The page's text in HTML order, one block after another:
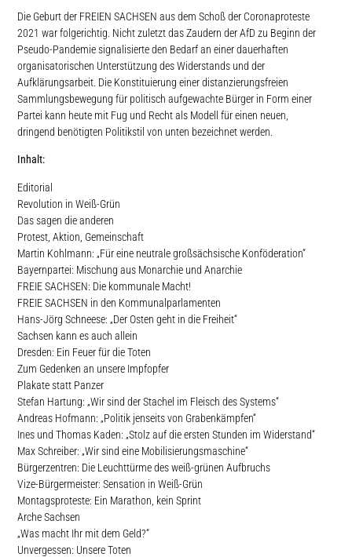
Die Geburt der FREIEN SACHSEN aus dem Schoß der Coronaproteste
2021 war folgerichtig. Nicht zuletzt das Zaudern der AfD zu Beginn der
Pseudo-Pandemie signalisierte den Bedarf an einer dauerhaften
organisatorischen Unterstützung des Widerstands und der
Aufklärungsarbeit. Die Konstituierung einer distanzierungsfreien
Sammlungsbewegung für politisch aufgewachte Bürger in Form einer
Partei kann heute mit Fug und Recht als Modell für einen neuen,
dringend benötigten Politikstil von unten bezeichnet werden.
Inhalt:
Editorial
Revolution in Weiß-Grün
Das sagen die anderen
Protest, Aktion, Gemeinschaft
Martin Kohlmann: „Für eine neutrale großsächsische Konföderation“
Bayernpartei: Mischung aus Monarchie und Anarchie
FREIE SACHSEN: Die kommunale Macht!
FREIE SACHSEN in den Kommunalparlamenten
Hans-Jörg Schneese: „Der Osten geht in die Freiheit“
Sachsen kann es auch allein
Dresden: Ein Feuer für die Toten
Zum Gedenken an unsere Impfopfer
Plakate statt Panzer
Stefan Hartung: „Wir sind der Stachel im Fleisch des Systems“
Andreas Hofmann: „Politik jenseits von Grabenkämpfen“
Ines und Thomas Kaden: „Stolz auf die ersten Stunden im Widerstand“
Max Schreiber: „Wir sind eine Mobilisierungsmaschine“
Bürgerzentren: Die Leuchttürme des weiß-grünen Aufbruchs
Vize-Bürgermeister: Sensation in Weiß-Grün
Montagsproteste: Ein Marathon, kein Sprint
Arche Sachsen
„Was macht Ihr mit dem Geld?“
Unvergessen: Unsere Toten